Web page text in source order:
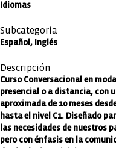
Idiomas
Subcategoría
Español, Inglés
Descripción
Curso Conversacional en
presencial o a distancia, con
aproximada de 10 meses
hasta el nivel C1. Diseñado
las necesidades de nuestros
pero con énfasis en la